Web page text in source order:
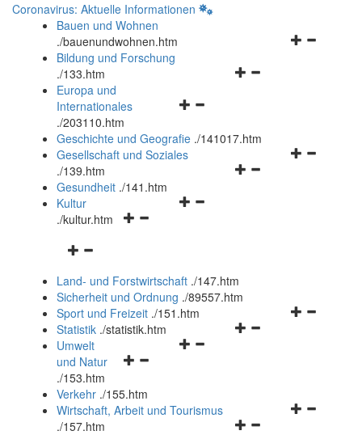
Coronavirus: Aktuelle Informationen
Bauen und Wohnen
./bauenundwohnen.htm
Navigationsmenü
Bildung und Forschung
./133.htm
Navigationsmenü
und
schließen
Europa und
Internationales
./203110.htm
Geschichte und Geografie ./141017.htm
Navigationsmenü
Gesellschaft und Soziales
./139.htm
Navigationsmenü
Gesundheit ./141.htm
Navigationsmenü
Kultur
./kultur.htm
Navigationsmenü
und
schließen
Land- und Forstwirtschaft ./147.htm
Sicherheit und Ordnung ./89557.htm
Navigationsmenü
Sport und Freizeit ./151.htm
Navigationsmenü
Statistik ./statistik.htm
Navigationsmenü
und
schließen
Umwelt
und Natur
./153.htm
Verkehr ./155.htm
Navigationsmenü
Wirtschaft, Arbeit und Tourismus
./157.htm